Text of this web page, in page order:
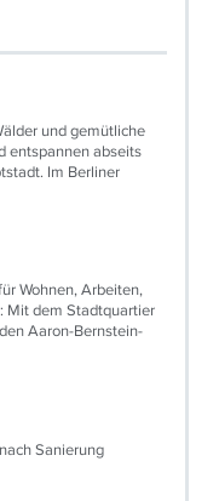
und gemütliche
entspannen abseits
Im Berliner
Wohnen, Arbeiten,
Mit dem Stadtquartier
Aaron-Bernstein-
Sanierung